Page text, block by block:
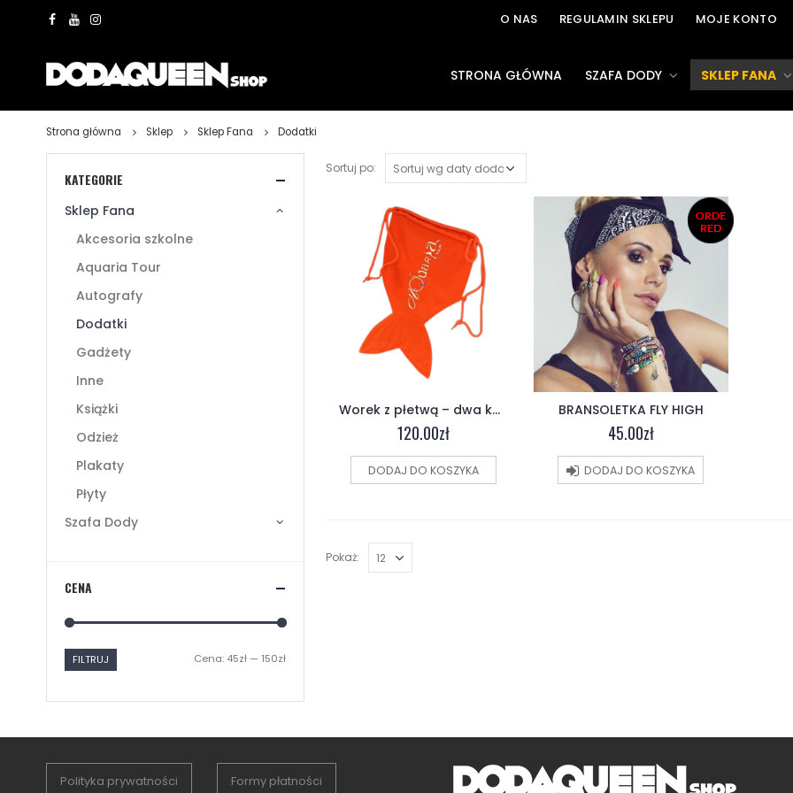
O NAS REGULAMIN SKLEPU MOJE KONTO
STRONA GŁÓWNA SZAFA DODY SKLEP FANA
Strona główna Sklep Sklep Fana Dodatki
Sortuj po:
Worek z płetwą – dwa kolory
120.00zł
DODAJ DO KOSZYKA
BRANSOLETKA FLY HIGH
45.00zł
DODAJ DO KOSZYKA
Pokaż:
KATEGORIE
Sklep Fana
Akcesoria szkolne
Aquaria Tour
Autografy
Dodatki
Gadżety
Inne
Książki
Odzież
Plakaty
Płyty
Szafa Dody
CENA
FILTRUJ Cena: 45zł — 150zł
Polityka prywatności Formy płatności